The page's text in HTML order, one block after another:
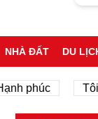
NHÀ ĐẤT DU
Tôi yêu